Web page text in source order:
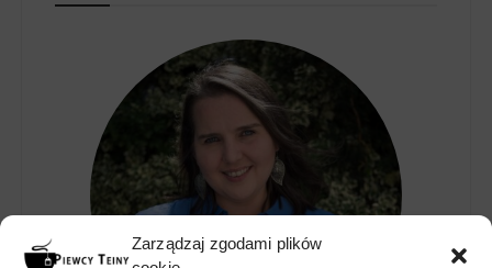
Zarządzaj zgodami plików